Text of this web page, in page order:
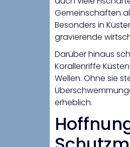
Gemeinschaften
Besonders in
gravierende
Darüber hinaus
Korallenriffe
Wellen. Ohne sie
erheblich.